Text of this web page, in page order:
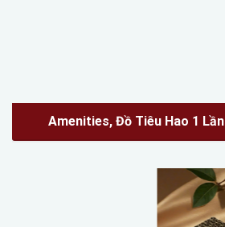
Amenities, Đồ Tiêu Hao 1 Lần